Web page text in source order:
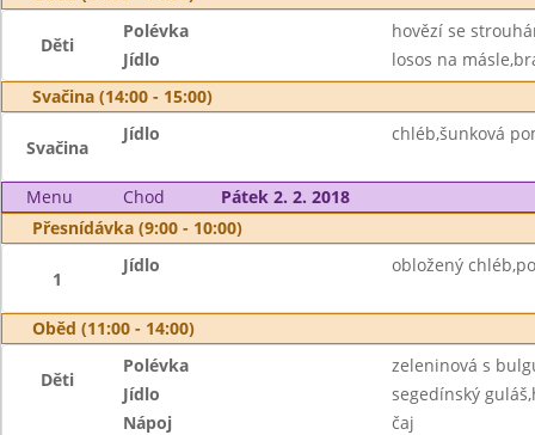
Děti
Polévka
hovězí se
Jídlo
losos na
Svačina (14:00 - 15:00)
Svačina
Jídlo chléb,šunková
Menu Chod
Pátek 2. 2. 2018
Přesnídávka (9:00 - 10:00)
1
Jídlo obložený
Oběd (11:00 - 14:00)
Děti
Polévka
zeleninová s
Jídlo
segedínský
Nápoj
čaj